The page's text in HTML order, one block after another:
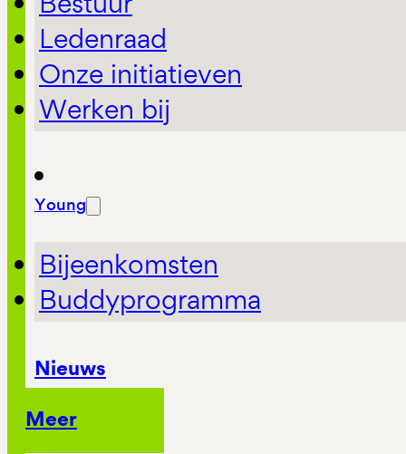
Ledenraad
Onze initiatieven
Werken bij
Young
Bijeenkomsten
Buddyprogramma
Nieuws
Meer